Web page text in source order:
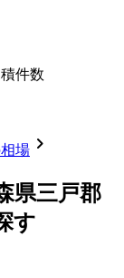
件数
場 chevron_right
県三戸郡
す